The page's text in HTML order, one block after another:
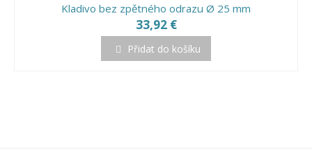
Kladivo bez zpětného odrazu Ø 25 mm
33,92 €
Přidat do košíku